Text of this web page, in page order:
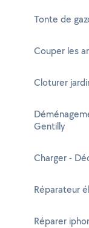
Tonte de
Couper les
Cloturer
Gentilly
Charger -
Réparateur
Réparer